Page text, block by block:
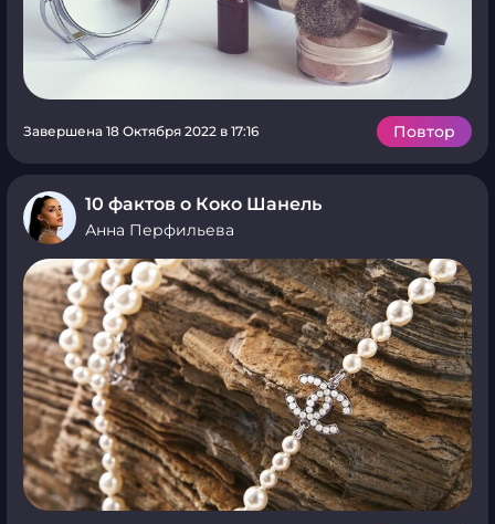
Завершена 18 Октября 2022 в 17:16 Повтор
10 фактов о Коко Шанель
Анна Перфильева